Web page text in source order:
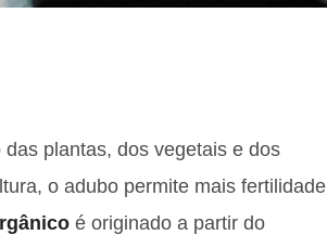
plantas, dos vegetais e dos
o adubo permite mais fertilidade
é originado a partir do